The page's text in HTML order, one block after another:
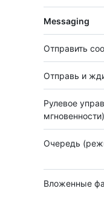
Messaging
Отправить
Отправь и
Рулевое
мгновенности)
Очередь
Вложенные